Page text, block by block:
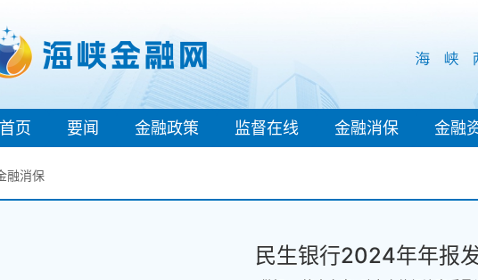
首页 要闻 金融政策 监督在线 金融消保 金融
融消保
民生银行2024年年报